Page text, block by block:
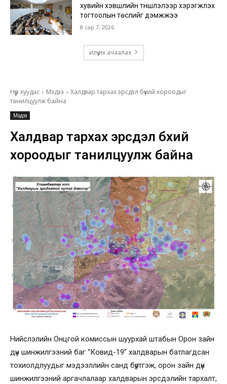
хувийн хэвшлийн түншлэлээр хэрэгжүүлэх
тогтоолын төслийг дэмжжээ
8 сар 7, 2026
илүү их ачаалах